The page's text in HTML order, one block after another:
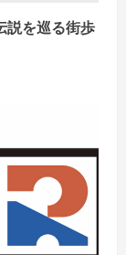
説を巡る街歩